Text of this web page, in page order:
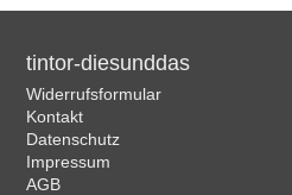
tintor-diesunddas
Widerrufsformular
Kontakt
Datenschutz
Impressum
AGB